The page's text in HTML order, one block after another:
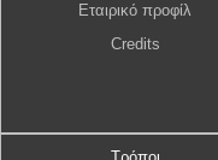
Εταιρικό προφίλ
Credits